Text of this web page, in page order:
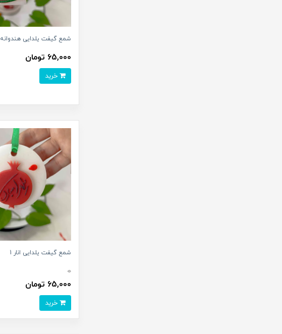
شمع گیفت یلدایی هندوانه 6
65,000 تومان
شمع گیفت یلدایی انار 1
0
65,000 تومان